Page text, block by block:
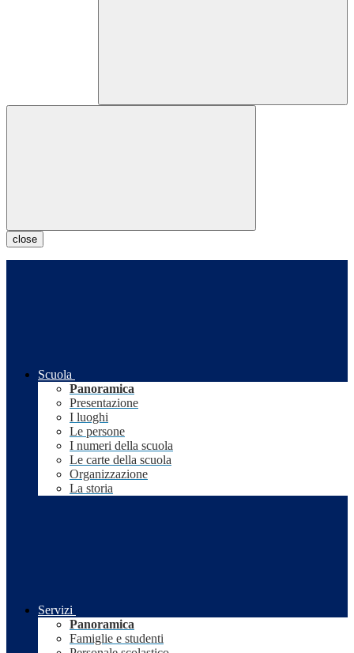
close
Scuola
Panoramica
Presentazione
I luoghi
Le persone
I numeri della scuola
Le carte della scuola
Organizzazione
La storia
Servizi
Panoramica
Famiglie e studenti